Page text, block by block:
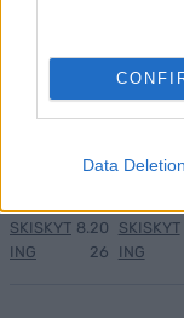
Data Deletion
tidlig
landsl
lega...
SKISKYT
ING
8.20
26
s
SKISKYT
ING